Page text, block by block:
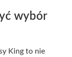
wybór
King to nie